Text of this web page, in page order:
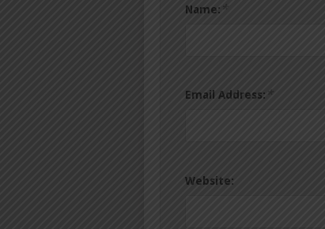
Name: *
Email Address: *
Website: